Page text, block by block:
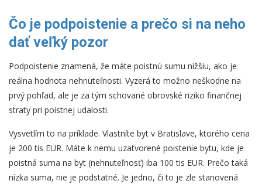
Čo je podpoistenie a prečo si na neho
dať veľký pozor
Podpoistenie znamená, že máte poistnú sumu nižšiu, ako je
reálna hodnota nehnuteľnosti. Vyzerá to možno neškodne na
prvý pohľad, ale je za tým schované obrovské riziko finančnej
straty pri poistnej udalosti.
Vysvetlím to na príklade. Vlastníte byt v Bratislave, ktorého cena
je 200 tis EUR. Máte k nemu uzatvorené poistenie bytu, kde je
poistná suma na byt (nehnuteľnosť) iba 100 tis EUR. Prečo taká
nízka suma, nie je podstatné. Je jedno, či to je zle stanovená